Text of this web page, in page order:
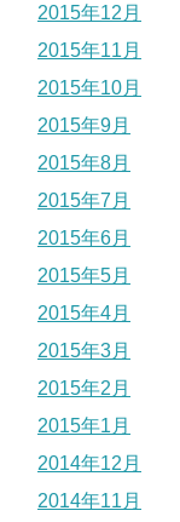
2015年12月
2015年11月
2015年10月
2015年9月
2015年8月
2015年7月
2015年6月
2015年5月
2015年4月
2015年3月
2015年2月
2015年1月
2014年12月
2014年11月